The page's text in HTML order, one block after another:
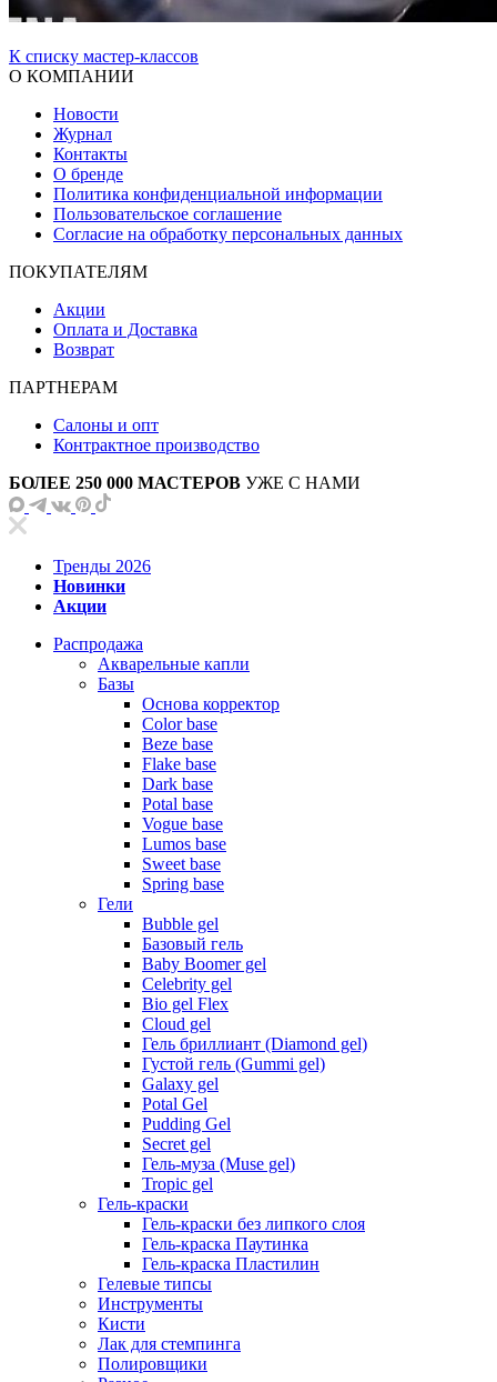
К списку мастер-классов
О КОМПАНИИ
Новости
Журнал
Контакты
О бренде
Политика конфиденциальной информации
Пользовательское соглашение
Согласие на обработку персональных данных
ПОКУПАТЕЛЯМ
Акции
Оплата и Доставка
Возврат
ПАРТНЕРАМ
Салоны и опт
Контрактное производство
БОЛЕЕ 250 000 МАСТЕРОВ УЖЕ С НАМИ
Тренды 2026
Новинки
Акции
Распродажа
Акварельные капли
Базы
Основа корректор
Color base
Beze base
Flake base
Dark base
Potal base
Vogue base
Lumos base
Sweet base
Spring base
Гели
Bubble gel
Базовый гель
Baby Boomer gel
Celebrity gel
Bio gel Flex
Cloud gel
Гель бриллиант (Diamond gel)
Густой гель (Gummi gel)
Galaxy gel
Potal Gel
Pudding Gel
Secret gel
Гель-муза (Muse gel)
Tropic gel
Гель-краски
Гель-краски без липкого слоя
Гель-краска Паутинка
Гель-краска Пластилин
Гелевые типсы
Инструменты
Кисти
Лак для стемпинга
Полировщики